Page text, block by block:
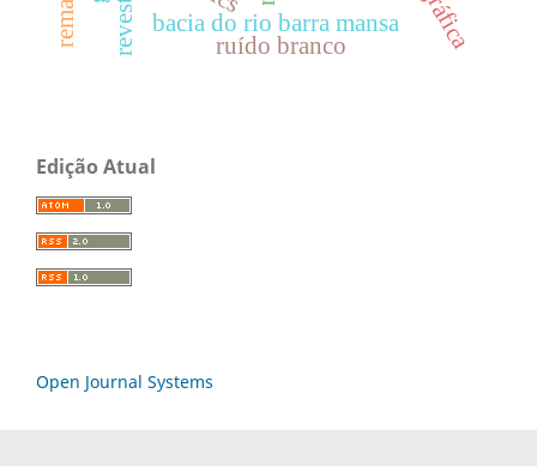
bacia do rio barra mansa
ruído branco
Edição Atual
Open Journal Systems